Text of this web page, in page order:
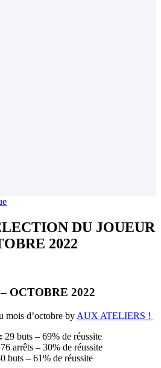
DU JOUEUR
2022
OCTOBRE 2022
mois d’octobre by AUX ATELIERS !
29 buts – 69% de réussite
76 arrêts – 30% de réussite
buts – 61% de réussite